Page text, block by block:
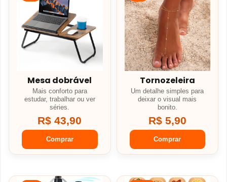
Mesa dobrável
Mais conforto para
estudar, trabalhar ou ver
séries.
R$ 43,90
Comprar
Tornozeleira
Um detalhe simples para
deixar o visual mais
bonito.
R$ 5,90
Comprar